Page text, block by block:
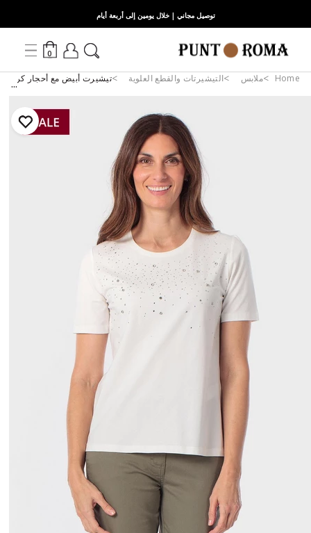
توصيل مجاني | خلال يومين إلى أربعة أيام
0
Home ملابس التيشيرتات والقطع العلوية تيشيرت أبيض مع أحجار كريمة